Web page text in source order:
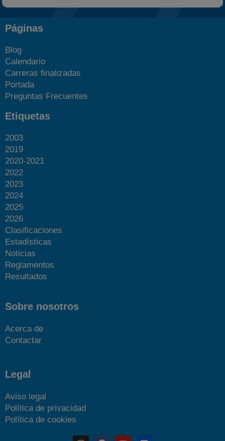
Páginas
Blog
Calendario
Carreras finalizadas
Portada
Preguntas Frecuentes
Etiquetas
2003
2019
2020-2021
2022
2023
2024
2025
2026
Clasificaciones
Estadísticas
Noticias
Reglamentos
Resultados
Sobre nosotros
Acerca de
Contactar
Legal
Aviso legal
Política de privacidad
Política de cookies